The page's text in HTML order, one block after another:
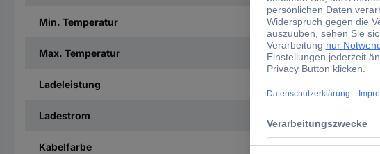
Min. Temperatur
Max. Temperatur
Ladeleistung
Ladestrom
Kabelfarbe